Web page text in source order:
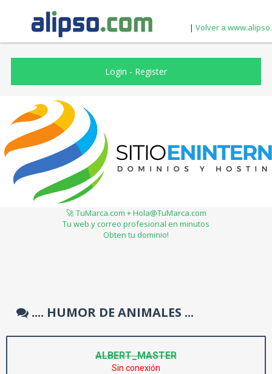
| Volver a
Login - Register
🚀 TuMarca.com + Hola@TuMarca.com
Tu web y correo profesional en minutos
Obten tu dominio!
.... HUMOR DE ANIMALES ...
ALBERT_MASTER
Sin conexión